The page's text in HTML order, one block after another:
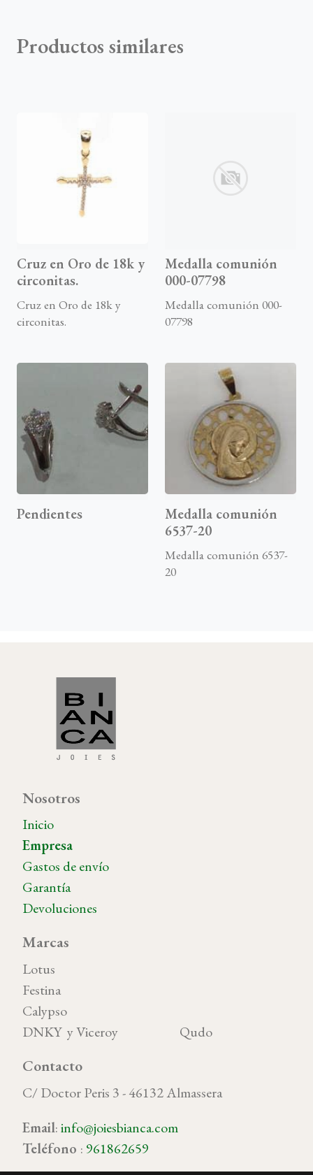
Productos similares
Cruz en Oro de 18k y
circonitas.
Cruz en Oro de 18k y
circonitas.
Medalla comunión
000-07798
Medalla comunión 000-
07798
Pendientes
Medalla comunión
6537-20
Medalla comunión 6537-
20
Nosotros
Inicio
Empresa
Gastos de envío
Garantía
Devoluciones
Marcas
Lotus
Festina
Calypso
DNKY y Viceroy Qudo
Contacto
C/ Doctor Peris 3 - 46132 Almassera
Email:info@joiesbianca.com
Teléfono : 961862659